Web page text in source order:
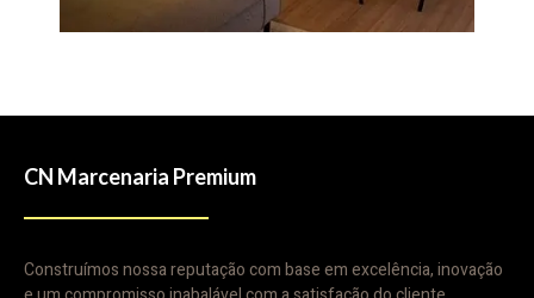
CN Marcenaria Premium
Construímos nossa reputação com base em excelência, inovação